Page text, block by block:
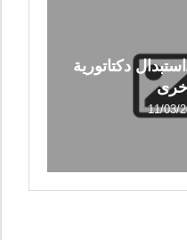
دكتاتورية
11/03/